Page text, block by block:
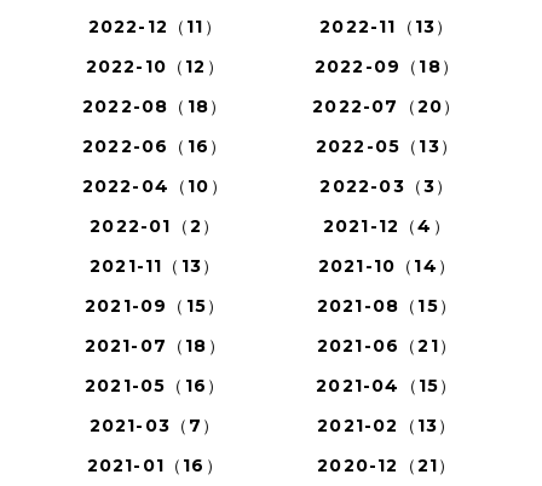
2022-12（11）
2022-11（13）
2022-10（12）
2022-09（18）
2022-08（18）
2022-07（20）
2022-06（16）
2022-05（13）
2022-04（10）
2022-03（3）
2022-01（2）
2021-12（4）
2021-11（13）
2021-10（14）
2021-09（15）
2021-08（15）
2021-07（18）
2021-06（21）
2021-05（16）
2021-04（15）
2021-03（7）
2021-02（13）
2021-01（16）
2020-12（21）